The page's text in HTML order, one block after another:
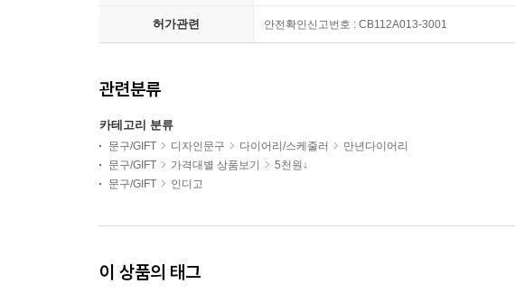
허가관련 안전확인신고번호 : CB112A013-3001
관련분류
카테고리 분류
문구/GIFT 디자인문구 다이어리/스케줄러
만년다이어리
문구/GIFT
가격대별 상품보기
5천원↓
문구/GIFT
인디고
이 상품의 태그